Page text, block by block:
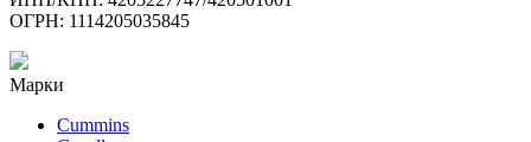
ОГРН: 1114205035845
Марки
Cummins